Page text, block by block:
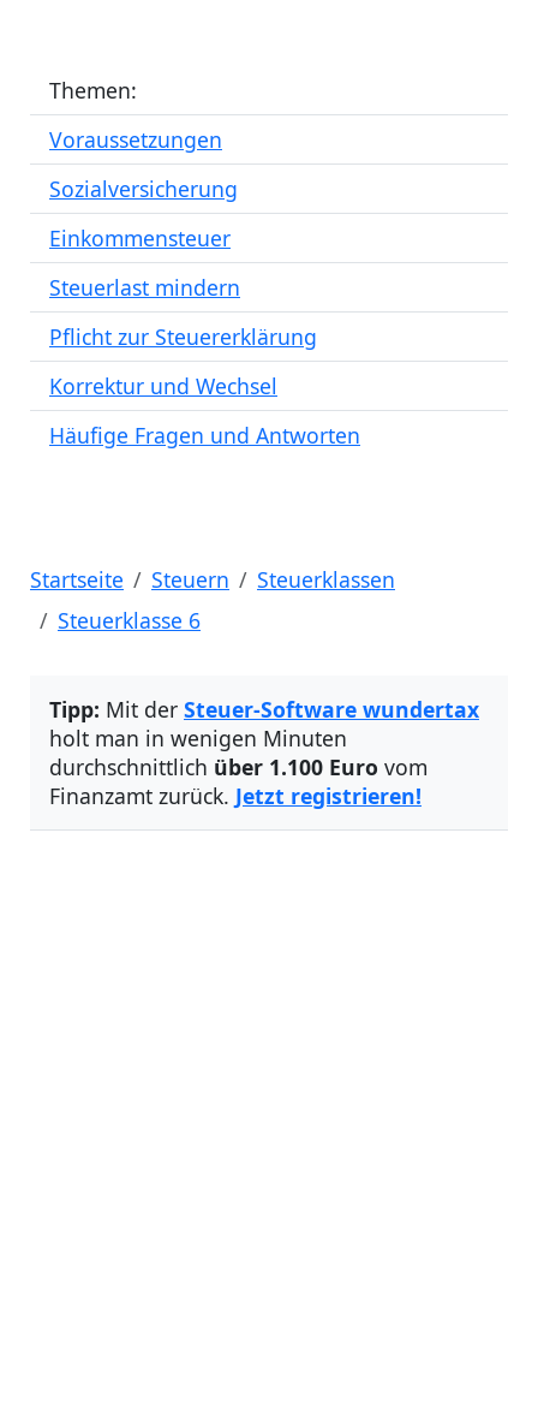
Themen:
Voraussetzungen
Sozialversicherung
Einkommensteuer
Steuerlast mindern
Pflicht zur Steuererklärung
Korrektur und Wechsel
Häufige Fragen und Antworten
Startseite Steuern
Steuerklassen
Steuerklasse 6
Tipp: Mit der Steuer-Software wundertax
holt man in wenigen Minuten
durchschnittlich über 1.100 Euro vom
Finanzamt zurück. Jetzt registrieren!